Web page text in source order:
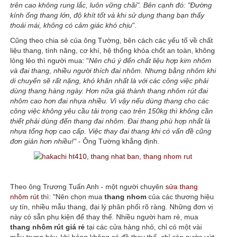
trên cao không rung lắc, luôn vững chãi". Bên cạnh đó: "Đường
kính ống thang lớn, độ khít tốt và khi sử dụng thang bạn thấy
thoải mái, không có cảm giác khó chịu".
Cũng theo chia sẻ của ông Tường, bên cách các yếu tố về chất
liệu thang, tính năng, cơ khí, hệ thống khóa chốt an toàn, không
lỏng lẻo thì người mua: "Nên chú ý đến chất liệu hợp kim nhôm
và đai thang, nhiều người thích đai nhôm. Nhưng bằng nhôm khi
di chuyển sẽ rất nặng, khó khăn nhất là với các công việc phải
dùng thang hàng ngày. Hơn nữa giá thành thang nhôm rút đai
nhôm cao hơn đai nhựa nhiều. Vì vậy nếu dùng thang cho các
công việc không yêu cầu tải trọng cao trên 150kg thì không cần
thiết phải dùng đến thang đai nhôm. Đai thang phù hợp nhất là
nhựa tổng hợp cao cấp. Việc thay đai thang khi có vấn đề cũng
đơn giản hơn nhiều!"- Ông Tường khẳng định.
Theo ông Trương Tuấn Anh - một người chuyên sửa thang
nhôm rút thì: "Nên chọn mua thang nhom của các thương hiệu
uy tín, nhiều mẫu thang, đại lý phân phối rõ ràng. Những đơn vị
này có sẵn phụ kiện để thay thế. Nhiều người ham rẻ, mua
thang nhôm rút giá rẻ tại các cửa hàng nhỏ, chỉ có một vài